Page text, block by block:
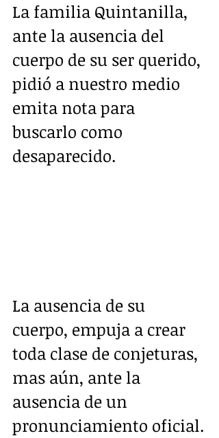
La familia Quintanilla,
ante la ausencia del
cuerpo de su ser querido,
pidió a nuestro medio
emita nota para
buscarlo como
desaparecido.
La ausencia de su
cuerpo, empuja a crear
toda clase de conjeturas,
mas aún, ante la
ausencia de un
pronunciamiento oficial.